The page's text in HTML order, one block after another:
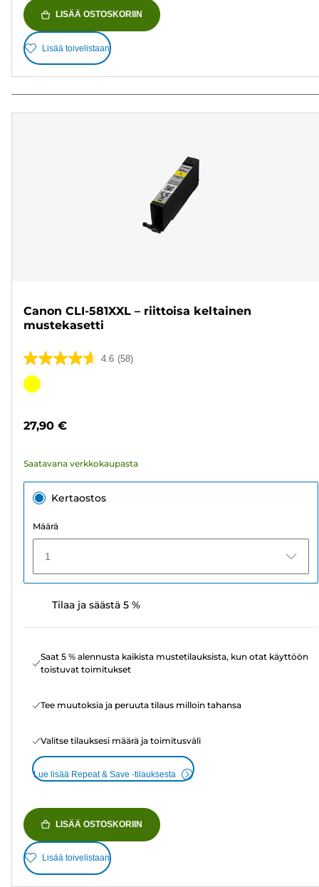
LISÄÄ OSTOSKORIIN
Lisää toivelistaan
Canon CLI-581XXL – riittoisa keltainen
mustekasetti
4.6 (58)
4.6/5
tähteä.
Värikasetti
27,90 €
Saatavana verkkokaupasta
Kertaostos
Määrä
1
Tilaa ja säästä 5 %
Saat 5 % alennusta kaikista mustetilauksista, kun otat käyttöön
toistuvat toimitukset
Tee muutoksia ja peruuta tilaus milloin tahansa
Valitse tilauksesi määrä ja toimitusväli
Lue lisää Repeat & Save -tilauksesta
LISÄÄ OSTOSKORIIN
Lisää toivelistaan